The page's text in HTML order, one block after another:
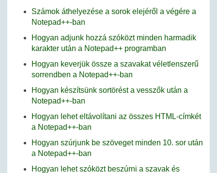
Számok áthelyezése a sorok elejéről a végére a
Notepad++-ban
Hogyan adjunk hozzá szóközt minden harmadik
karakter után a Notepad++ programban
Hogyan keverjük össze a szavakat véletlenszerű
sorrendben a Notepad++-ban
Hogyan készítsünk sortörést a vesszők után a
Notepad++-ban
Hogyan lehet eltávolítani az összes HTML-címkét
a Notepad++-ban
Hogyan szúrjunk be szöveget minden 10. sor után
a Notepad++-ban
Hogyan lehet szóközt beszúrni a szavak és